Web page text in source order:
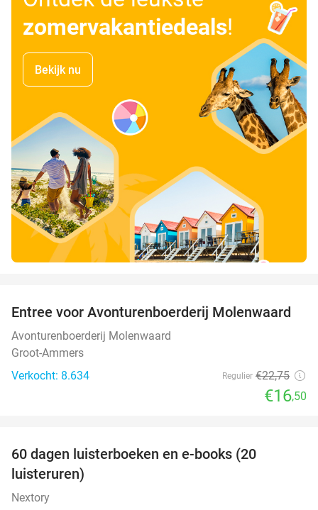
zomervakantiedeals!
Bekijk nu
27%
Entree voor Avonturenboerderij Molenwaard
Avonturenboerderij Molenwaard
Groot-Ammers
Verkocht: 8.634
Regulier €22,75
€16,50
60 dagen luisterboeken en e-books (20
luisteruren)
Nextory